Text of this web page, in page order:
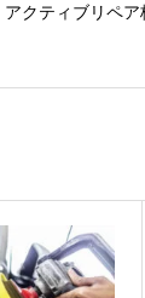
アクティブリペア